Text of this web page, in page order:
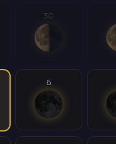
30
6